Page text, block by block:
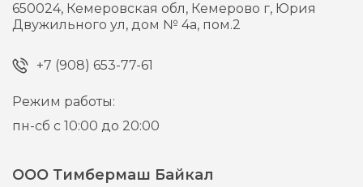
650024, Кемеровская обл, Кемерово г, Юрия
Двужильного ул, дом № 4а, пом.2
+7 (908) 653-77-61
Режим работы:
пн-сб с 10:00 до 20:00
ООО Тимбермаш Байкал